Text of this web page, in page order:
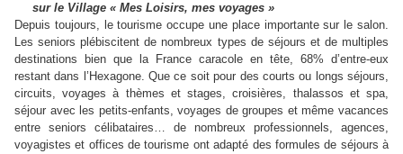
sur le Village « Mes Loisirs, mes voyages »
Depuis toujours, le tourisme occupe une place importante sur le salon.
Les seniors plébiscitent de nombreux types de séjours et de multiples
destinations bien que la France caracole en tête, 68% d’entre-eux
restant dans l’Hexagone. Que ce soit pour des courts ou longs séjours,
circuits, voyages à thèmes et stages, croisières, thalassos et spa,
séjour avec les petits-enfants, voyages de groupes et même vacances
entre seniors célibataires… de nombreux professionnels, agences,
voyagistes et offices de tourisme ont adapté des formules de séjours à